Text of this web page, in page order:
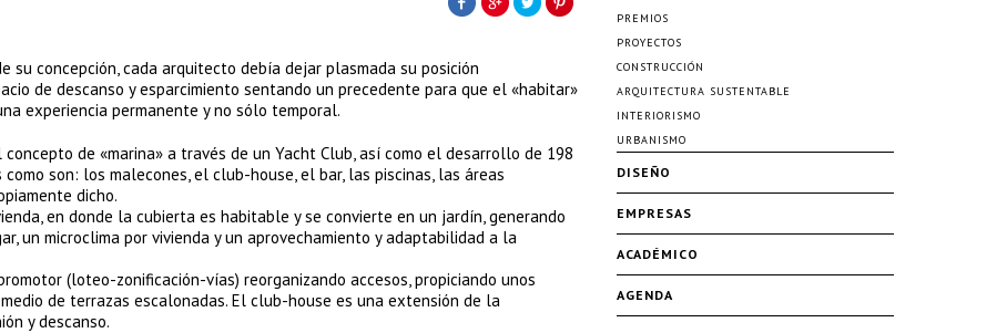
su concepción, cada arquitecto debía dejar plasmada su posición
de descanso y esparcimiento sentando un precedente para que el «habitar»
experiencia permanente y no sólo temporal.
de «marina» a través de un Yacht Club, así como el desarrollo de 198
son: los malecones, el club-house, el bar, las piscinas, las áreas
dicho.
en donde la cubierta es habitable y se convierte en un jardín, generando
un microclima por vivienda y un aprovechamiento y adaptabilidad a la
(loteo-zonificación-vías) reorganizando accesos, propiciando unos
de terrazas escalonadas. El club-house es una extensión de la
y descanso.
PREMIOS
PROYECTOS
CONSTRUCCIÓN
ARQUITECTURA SUSTENTABLE
INTERIORISMO
URBANISMO
DISEÑO
EMPRESAS
ACADÉMICO
AGENDA